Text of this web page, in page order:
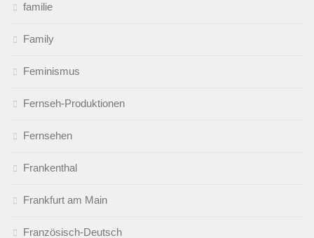
familie
Family
Feminismus
Fernseh-Produktionen
Fernsehen
Frankenthal
Frankfurt am Main
Französisch-Deutsch